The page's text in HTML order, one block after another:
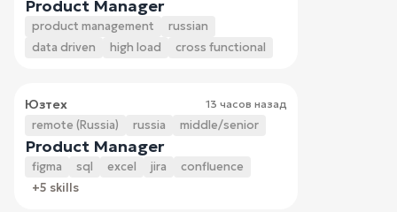
Product Manager
product management
russian
data driven
high load cross functional
Юзтех 13 часов назад
remote (Russia) russia middle/senior
Product Manager
figma sql excel jira
confluence
+5 skills